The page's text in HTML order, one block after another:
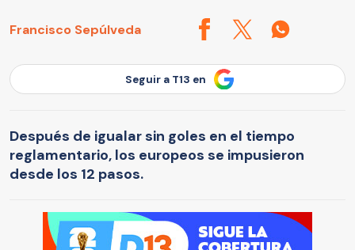
Francisco Sepúlveda
Seguir a T13 en
Después de igualar sin goles en el tiempo
reglamentario, los europeos se impusieron
desde los 12 pasos.